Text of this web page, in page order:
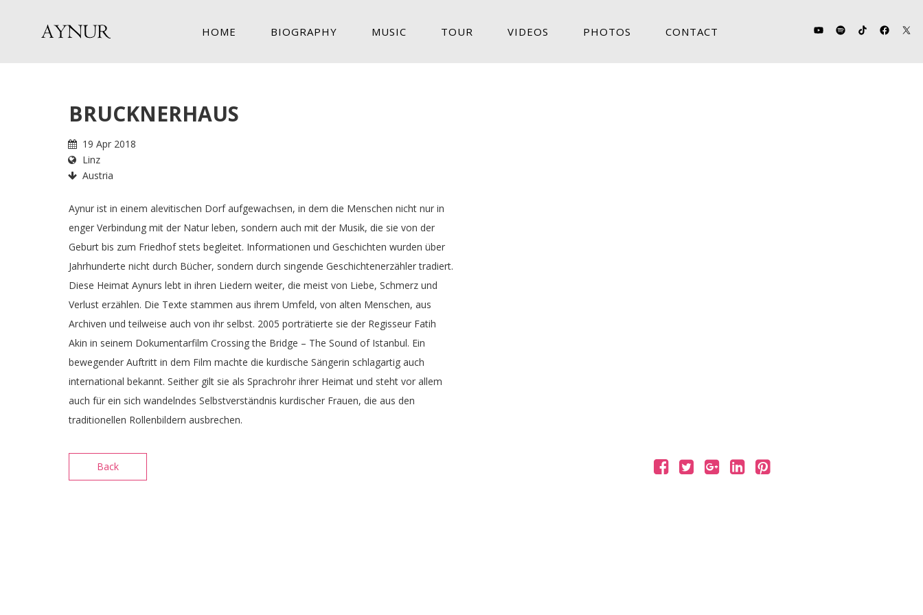
HOME BIOGRAPHY MUSIC TOUR VIDEOS PHOTOS CONTACT
BRUCKNERHAUS
19 Apr 2018
Linz
Austria
Aynur ist in einem alevitischen Dorf aufgewachsen, in dem die Menschen nicht nur in
enger Verbindung mit der Natur leben, sondern auch mit der Musik, die sie von der
Geburt bis zum Friedhof stets begleitet. Informationen und Geschichten wurden über
Jahrhunderte nicht durch Bücher, sondern durch singende Geschichtenerzähler tradiert.
Diese Heimat Aynurs lebt in ihren Liedern weiter, die meist von Liebe, Schmerz und
Verlust erzählen. Die Texte stammen aus ihrem Umfeld, von alten Menschen, aus
Archiven und teilweise auch von ihr selbst. 2005 porträtierte sie der Regisseur Fatih
Akin in seinem Dokumentarfilm Crossing the Bridge – The Sound of Istanbul. Ein
bewegender Auftritt in dem Film machte die kurdische Sängerin schlagartig auch
international bekannt. Seither gilt sie als Sprachrohr ihrer Heimat und steht vor allem
auch für ein sich wandelndes Selbstverständnis kurdischer Frauen, die aus den
traditionellen Rollenbildern ausbrechen.
Back